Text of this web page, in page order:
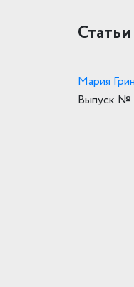
Статьи
Мария
Выпуск №